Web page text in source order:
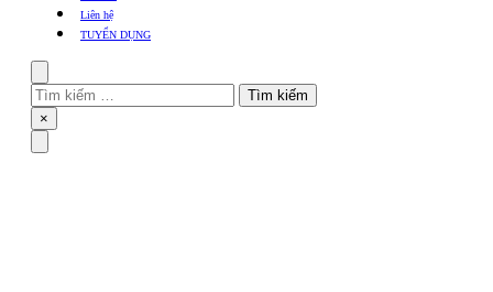
Liên hệ
TUYỂN DỤNG
Tìm
kiếm
cho:
Close
×